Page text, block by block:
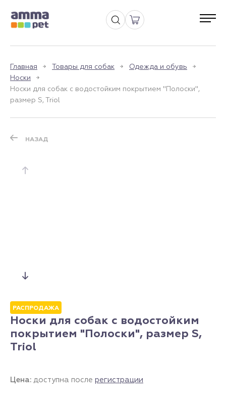
Главная Товары для собак
Одежда и обувь
Носки
Носки для собак с водостойким покрытием "Полоски",
размер S, Triol
НАЗАД
РАСПРОДАЖА
Носки для собак с водостойким
покрытием "Полоски", размер S,
Triol
Цена: доступна после регистрации